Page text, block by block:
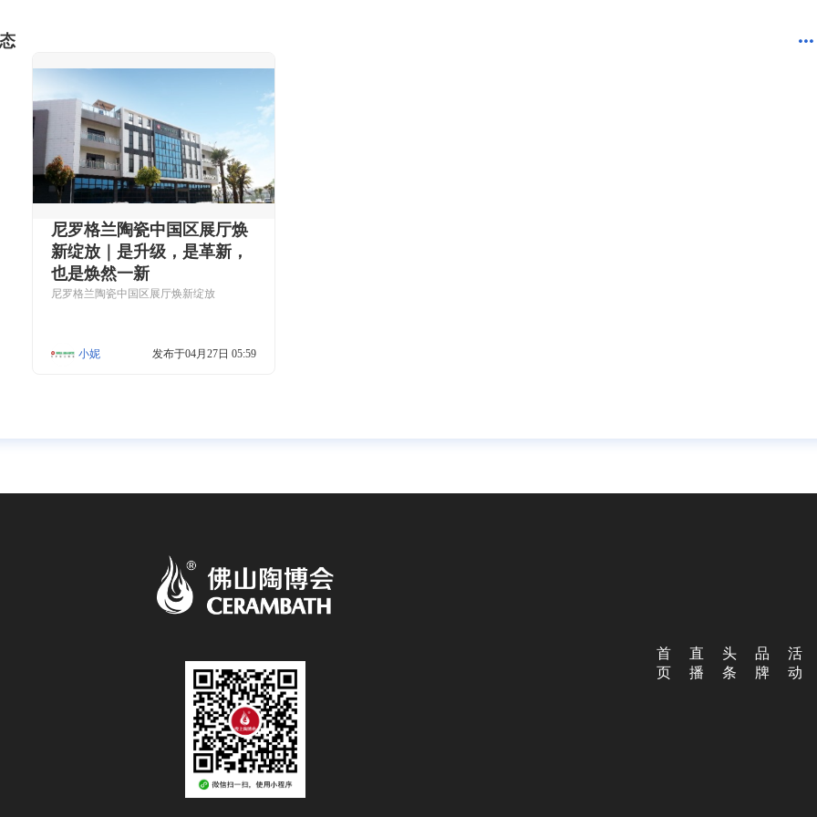
尼罗格兰陶瓷中国区展厅焕
新绽放｜是升级，是革新，
也是焕然一新
尼罗格兰陶瓷中国区展厅焕新绽放
小妮 发布于04月27日 05:59
首
页
直
播
头
条
品
牌
活
动